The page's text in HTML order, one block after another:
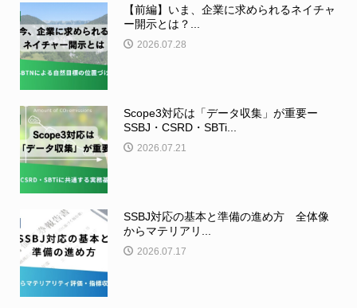
【前編】いま、企業に求められるネイチャ
ー開示とは？...
2026.07.28
Scope3対応は「データ収集」が重要ー
SSBJ・CSRD・SBTi...
2026.07.21
SSBJ対応の基本と準備の進め方 全体像
からマテリアリ...
2026.07.17